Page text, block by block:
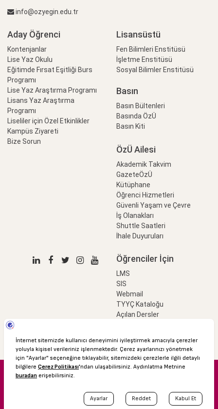
info@ozyegin.edu.tr
Aday Öğrenci
Kontenjanlar
Lise Yaz Okulu
Eğitimde Fırsat Eşitliği Burs
Programı
Lise Yaz Araştırma Programı
Lisans Yaz Araştırma
Programı
Liseliler için Özel Etkinlikler
Kampüs Ziyareti
Bize Sorun
Lisansüstü
Fen Bilimleri Enstitüsü
İşletme Enstitüsü
Sosyal Bilimler Enstitüsü
Basın
Basın Bültenleri
Basında ÖzÜ
Basın Kiti
ÖzÜ Ailesi
Akademik Takvim
GazeteÖzÜ
Kütüphane
Öğrenci Hizmetleri
Güvenli Yaşam ve Çevre
İş Olanakları
Shuttle Saatleri
İhale Duyuruları
Öğrenciler İçin
LMS
SIS
Webmail
TYYÇ Kataloğu
Açılan Dersler
© 2016 Özyeğin Üniversitesi
Akademik Takvim
Kişisel Verilerin Korunması